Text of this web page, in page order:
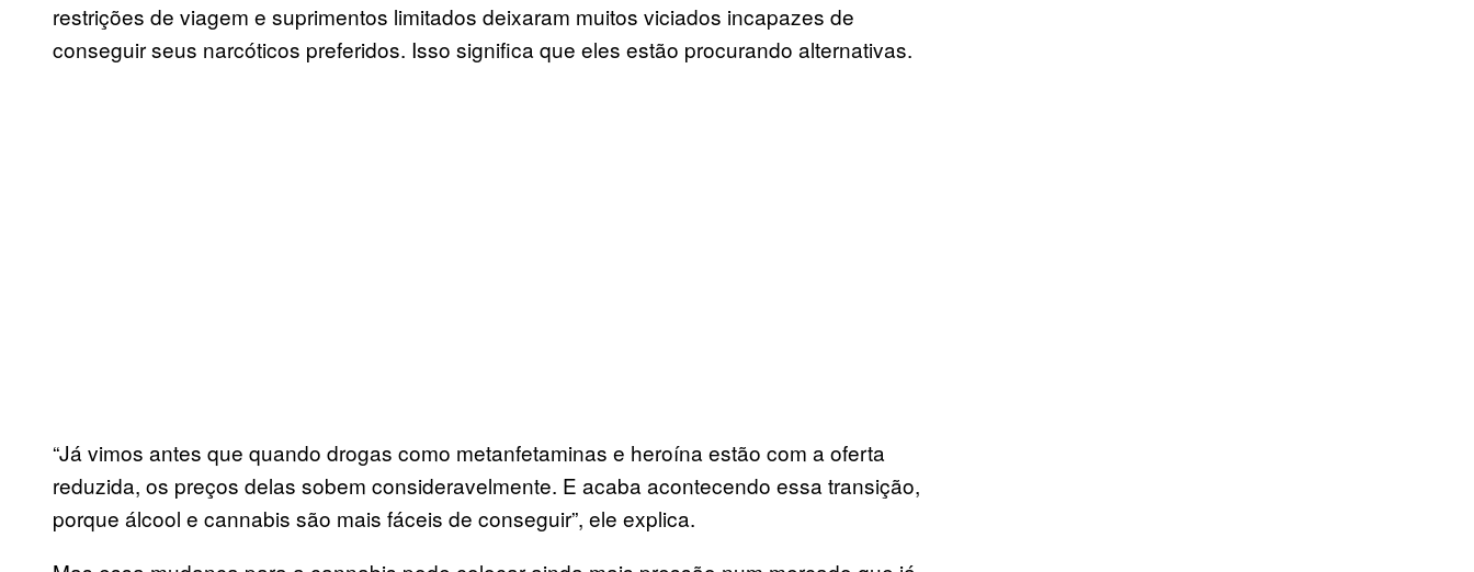
restrições de viagem e suprimentos limitados deixaram muitos viciados incapazes de
conseguir seus narcóticos preferidos. Isso significa que eles estão procurando alternativas.
“Já vimos antes que quando drogas como metanfetaminas e heroína estão com a oferta
reduzida, os preços delas sobem consideravelmente. E acaba acontecendo essa transição,
porque álcool e cannabis são mais fáceis de conseguir”, ele explica.